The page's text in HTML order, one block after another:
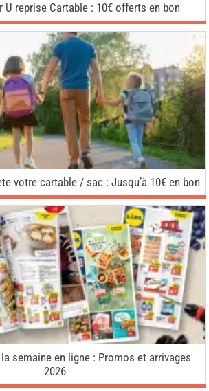
U reprise Cartable : 10€ offerts en bon
votre cartable / sac : Jusqu’à 10€ en bon
semaine en ligne : Promos et arrivages
2026